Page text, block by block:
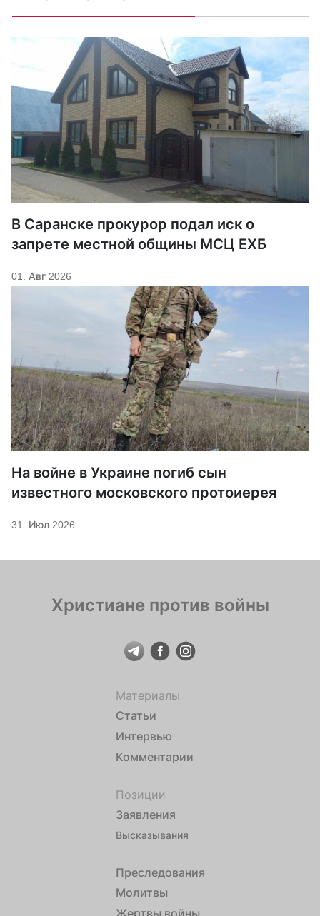
В Саранске прокурор подал иск о
запрете местной общины МСЦ ЕХБ
01. Авг 2026
На войне в Украине погиб сын
известного московского протоиерея
31. Июл 2026
Христиане против войны
Материалы
Статьи
Интервью
Комментарии
Позиции
Заявления
Высказывания
Преследования
Молитвы
Жертвы войны